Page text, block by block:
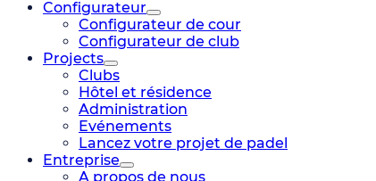
Configurateur
Configurateur de cour
Configurateur de club
Projects
Clubs
Hôtel et résidence
Administration
Evénements
Lancez votre projet de padel
Entreprise
A propos de nous